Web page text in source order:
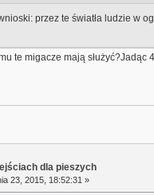
przez te światła ludzie w
te migacze mają
dla pieszych
23, 2015, 18:52:31 »